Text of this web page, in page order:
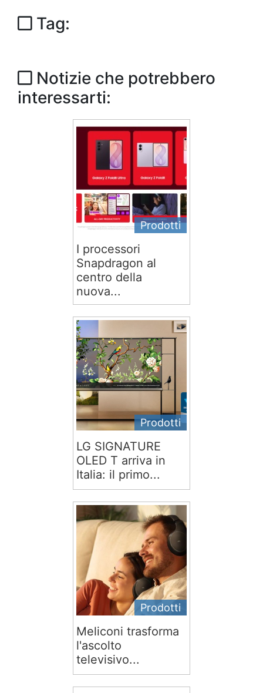
Tag:
Notizie che potrebbero
interessarti:
Prodotti
I processori
Snapdragon al
centro della
nuova...
Prodotti
LG SIGNATURE
OLED T arriva in
Italia: il primo...
Prodotti
Meliconi trasforma
l'ascolto
televisivo...